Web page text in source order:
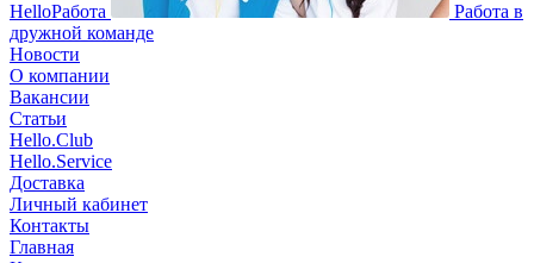
HelloРабота
Работа в
дружной команде
Новости
О компании
Вакансии
Статьи
Hello.Club
Hello.Service
Доставка
Личный кабинет
Контакты
Главная